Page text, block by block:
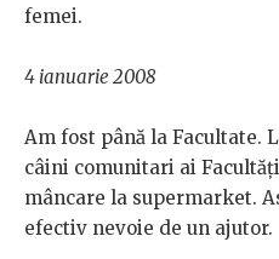
femei.
4 ianuarie 2008
Am fost până la Facultate.
câini comunitari ai
mâncare la supermarket.
efectiv nevoie de un ajutor.